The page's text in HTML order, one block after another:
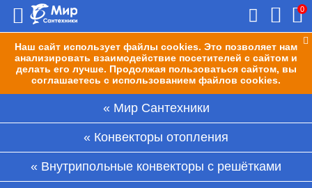
Наш сайт использует файлы cookies. Это позволяет нам
анализировать взаимодействие посетителей с сайтом и
делать его лучше. Продолжая пользоваться сайтом, вы
соглашаетесь с использованием файлов cookies.
0
Мир Сантехники
Конвекторы отопления
Внутрипольные конвекторы с решётками